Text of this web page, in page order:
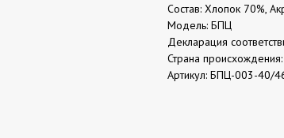
Состав: Хлопок 70%,
Модель: БПЦ
Декларация
Страна
Артикул: БПЦ-003-40/